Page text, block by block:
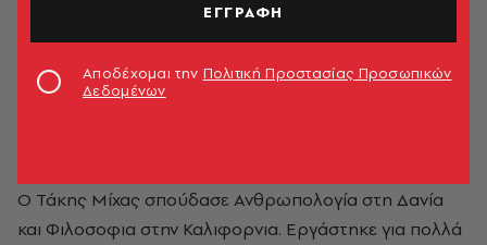
Ο Τάκης Μίχας σπούδασε Ανθρωπολογία στη Δανία
και Φιλοσοφια στην Καλιφορνια. Εργάστηκε για πολλά
ΕΓΓΡΑΦΗ
Αποδέχομαι την Πολιτική Προστασίας Προσωπικών
Δεδομένων